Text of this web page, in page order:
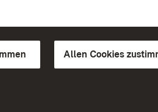
Allen Cookies